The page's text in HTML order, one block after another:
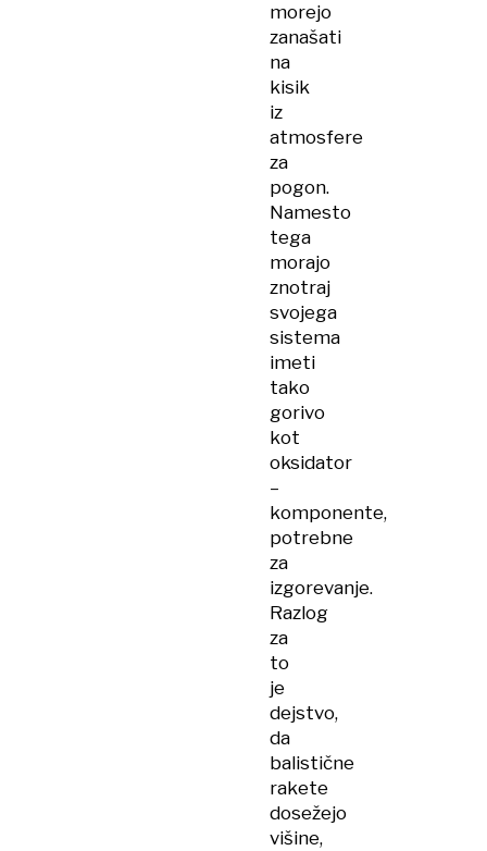
morejo
zanašati
na
kisik
iz
atmosfere
za
pogon.
Namesto
tega
morajo
znotraj
svojega
sistema
imeti
tako
gorivo
kot
oksidator
–
komponente,
potrebne
za
izgorevanje.
Razlog
za
to
je
dejstvo,
da
balistične
rakete
dosežejo
višine,